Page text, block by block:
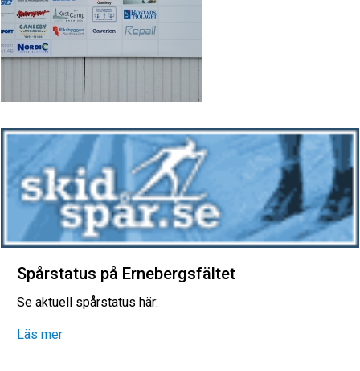
Spårstatus på Ernebergsfältet
Se aktuell spårstatus här:
Läs mer